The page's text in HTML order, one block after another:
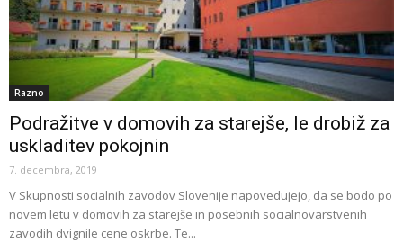
Razno
Podražitve v domovih za starejše, le drobiž za
uskladitev pokojnin
7. decembra, 2019
V Skupnosti socialnih zavodov Slovenije napovedujejo, da se bodo po
novem letu v domovih za starejše in posebnih socialnovarstvenih
zavodih dvignile cene oskrbe. Te...